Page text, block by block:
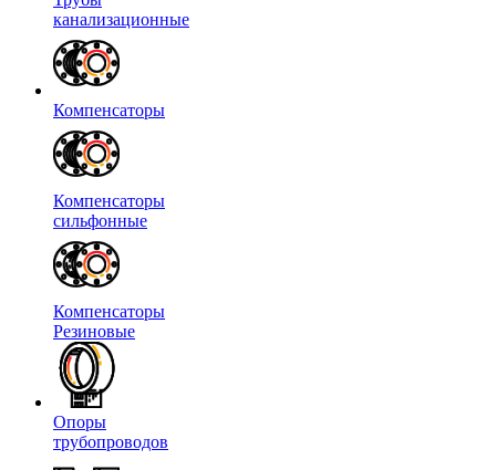
канализационные
Компенсаторы
Компенсаторы
сильфонные
Компенсаторы
Резиновые
Опоры
трубопроводов